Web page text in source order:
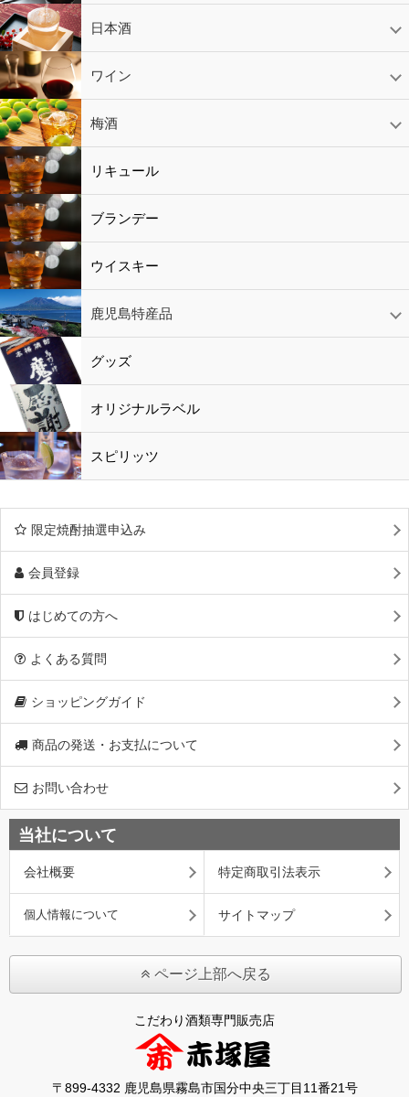
芋焼酎
かめ壷入り焼酎
黒糖焼酎
米焼酎
麦焼酎
そば焼酎
泡盛
とうもろこし焼酎
ギフトコーナー
セットコーナー
益々繁盛
鹿児島限定 日本酒
日本酒
スパークリング
ギフト ワイン
赤ワイン
白ワイン
ロゼワイン
スパークリング
シャンパン 梅酒
梅酒
シャンパン
リキュール リキュール
ブランデー
ウイスキー
鹿児島特産品
黒酢・酢
水
鹿児島特産品
おつまみ グッズ
オリジナルラベル
スピリッツ
限定焼酎抽選申込み
会員登録
はじめての方へ
よくある質問
ショッピングガイド
商品の発送・お支払について
お問い合わせ
当社について
会社概要 特定商取引法表示
個人情報について サイトマップ
ページ上部へ戻る
こだわり酒類専門販売店
〒899-4332 鹿児島県霧島市国分中央三丁目11番21号